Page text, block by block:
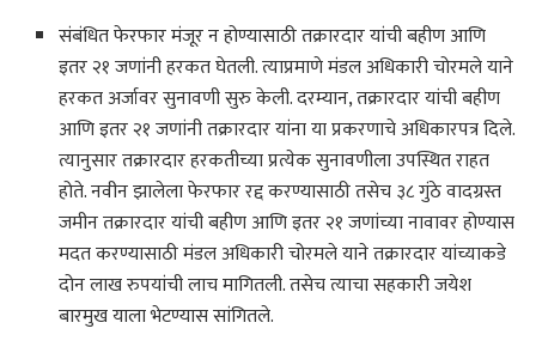
संबंधित फेरफार मंजूर न होण्यासाठी तक्रारदार यांची बहीण आणि
इतर २१ जणांनी हरकत घेतली. त्याप्रमाणे मंडल अधिकारी चोरमले याने
हरकत अर्जावर सुनावणी सुरु केली. दरम्यान, तक्रारदार यांची बहीण
आणि इतर २१ जणांनी तक्रारदार यांना या प्रकरणाचे अधिकारपत्र दिले.
त्यानुसार तक्रारदार हरकतीच्या प्रत्येक सुनावणीला उपस्थित राहत
होते. नवीन झालेला फेरफार रद्द करण्यासाठी तसेच ३८ गुंठे वादग्रस्त
जमीन तक्रारदार यांची बहीण आणि इतर २१ जणांच्या नावावर होण्यास
मदत करण्यासाठी मंडल अधिकारी चोरमले याने तक्रारदार यांच्याकडे
दोन लाख रुपयांची लाच मागितली. तसेच त्याचा सहकारी जयेश
बारमुख याला भेटण्यास सांगितले.